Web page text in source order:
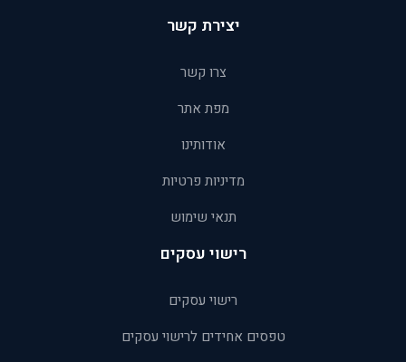
יצירת קשר
צרו קשר
מפת אתר
אודותינו
מדיניות פרטיות
תנאי שימוש
רישוי עסקים
רישוי עסקים
טפסים אחידים לרישוי עסקים